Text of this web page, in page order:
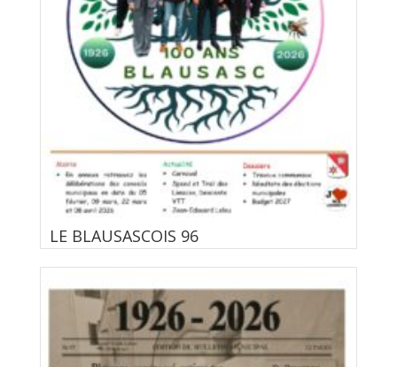
LE BLAUSASCOIS 96